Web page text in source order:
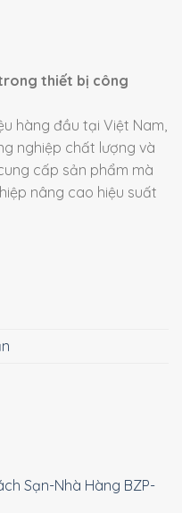
thiết bị công
hàng đầu tại Việt Nam,
nghiệp chất lượng và
cấp sản phẩm mà
nâng cao hiệu suất
Sạn-Nhà Hàng BZP-